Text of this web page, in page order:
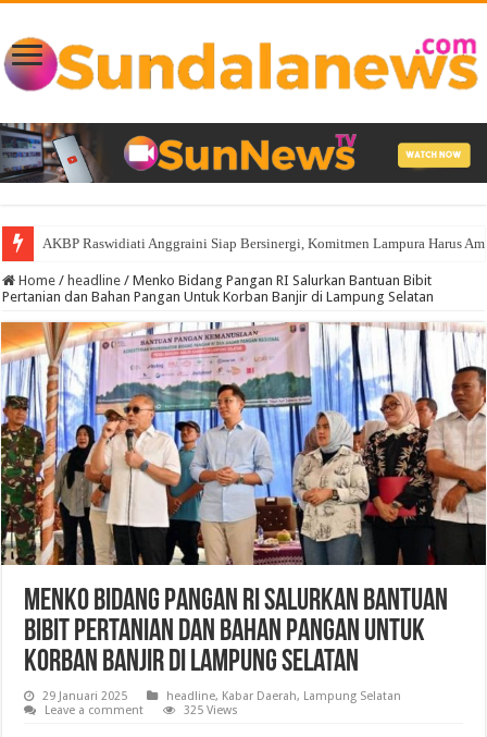
AKBP Raswidiati Anggraini Siap Bersinergi, Komitmen Lampura Harus
Home / headline / Menko Bidang Pangan RI Salurkan Bantuan Bibit
Pertanian dan Bahan Pangan Untuk Korban Banjir di Lampung Selatan
Menko Bidang Pangan RI Salurkan Bantuan
Bibit Pertanian dan Bahan Pangan Untuk
Korban Banjir di Lampung Selatan
29 Januari 2025 headline, Kabar Daerah, Lampung Selatan
Leave a comment
325 Views